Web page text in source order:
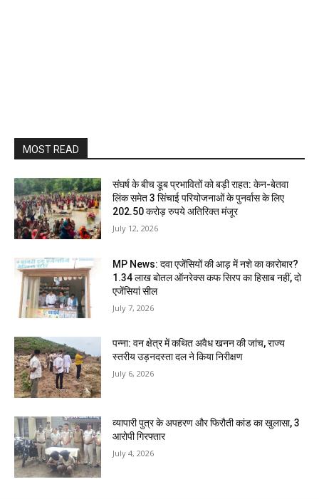
MOST READ
संघर्ष के बीच डूब प्रभावितों को बड़ी राहत: केन-बेतवा
लिंक समेत 3 सिंचाई परियोजनाओं के पुनर्वास के लिए
202.50 करोड़ रुपये अतिरिक्त मंजूर
July 12, 2026
MP News: दवा एजेंसियों की आड़ में नशे का कारोबार?
1.34 लाख बोतल ऑनरेक्स कफ सिरप का हिसाब नहीं, दो
एजेंसियां सील
July 7, 2026
पन्ना: वन क्षेत्र में कथित अवैध खनन की जांच, राज्य
स्तरीय उड़नदस्ता दल ने किया निरीक्षण
July 6, 2026
व्यापारी पुत्र के अपहरण और फिरौती कांड का खुलासा, 3
आरोपी गिरफ्तार
July 4, 2026